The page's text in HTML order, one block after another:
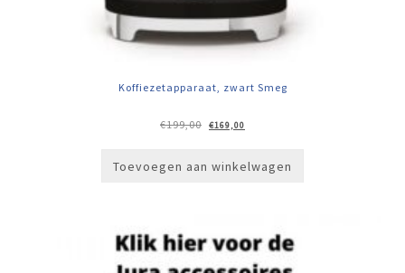
Koffiezetapparaat, zwart Smeg
€199,00
Oorspronkelijke
prijs
€169,00
prijs
Toevoegen aan winkelwagen